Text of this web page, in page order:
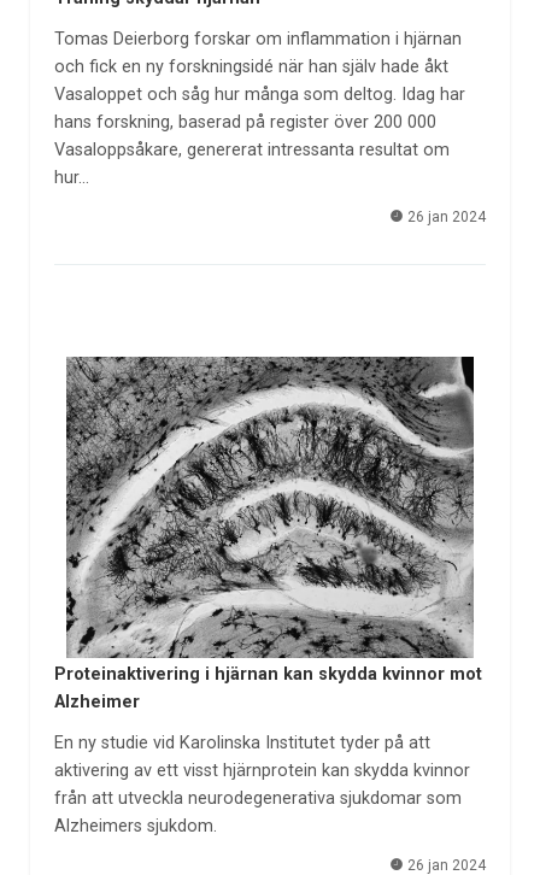
Tomas Deierborg forskar om inflammation i hjärnan
och fick en ny forskningsidé när han själv hade åkt
Vasaloppet och såg hur många som deltog. Idag har
hans forskning, baserad på register över 200 000
Vasaloppsåkare, genererat intressanta resultat om
hur…
26 jan 2024
Proteinaktivering i hjärnan kan skydda kvinnor mot
Alzheimer
En ny studie vid Karolinska Institutet tyder på att
aktivering av ett visst hjärnprotein kan skydda kvinnor
från att utveckla neurodegenerativa sjukdomar som
Alzheimers sjukdom.
26 jan 2024